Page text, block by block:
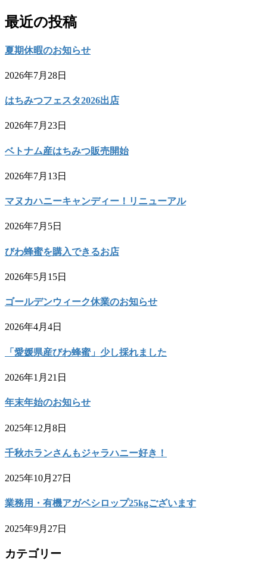
最近の投稿
夏期休暇のお知らせ
2026年7月28日
はちみつフェスタ2026出店
2026年7月23日
ベトナム産はちみつ販売開始
2026年7月13日
マヌカハニーキャンディー！リニューアル
2026年7月5日
びわ蜂蜜を購入できるお店
2026年5月15日
ゴールデンウィーク休業のお知らせ
2026年4月4日
「愛媛県産びわ蜂蜜」少し採れました
2026年1月21日
年末年始のお知らせ
2025年12月8日
千秋ホランさんもジャラハニー好き！
2025年10月27日
業務用・有機アガベシロップ25kgございます
2025年9月27日
カテゴリー